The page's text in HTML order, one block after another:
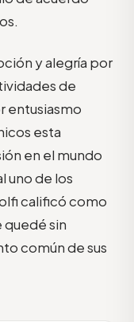
y alegría por
de
entusiasmo
esta
en el mundo
uno de los
calificó como
quedé sin
común de sus